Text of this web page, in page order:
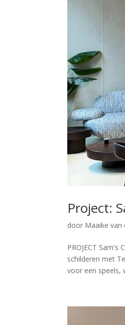
Project:
door Maaike van
PROJECT
schilderen met
voor een speels,